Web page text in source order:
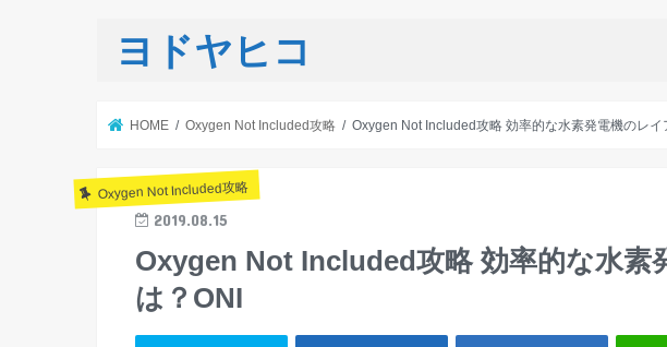
ヨドヤヒコ
HOME Oxygen Not Included攻略 Oxygen Not Included攻略 効率的な水素発電機のレイ
Oxygen Not Included攻略
2019.08.15
Oxygen Not Included攻略 効率的な水素
は？ONI